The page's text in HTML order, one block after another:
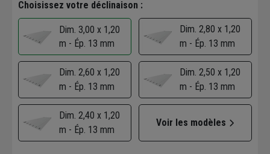
Choisissez votre déclinaison :
Dim. 3,00 x 1,20
m - Ép. 13 mm
Dim. 2,80 x 1,20
m - Ép. 13 mm
Dim. 2,60 x 1,20
m - Ép. 13 mm
Dim. 2,50 x 1,20
m - Ép. 13 mm
Dim. 2,40 x 1,20
m - Ép. 13 mm
Voir les modèles